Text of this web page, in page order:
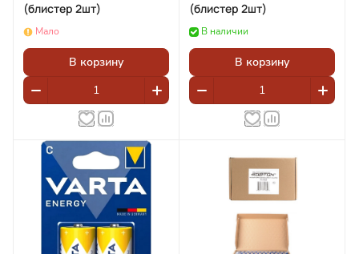
(блистер 2шт)
Мало
В корзину
(блистер 2шт)
В наличии
В корзину